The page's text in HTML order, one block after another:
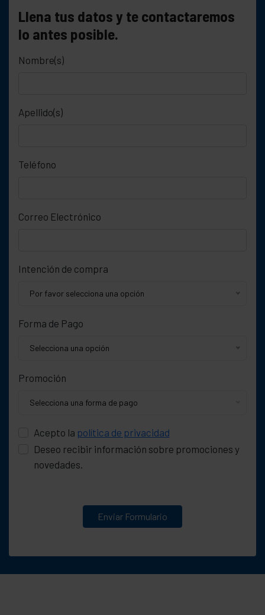
Llena tus datos y te contactaremos
lo antes posible.
Nombre(s)
Apellido(s)
Teléfono
Correo Electrónico
Intención de compra
Por favor selecciona una opción
Forma de Pago
Selecciona una opción
Promoción
Selecciona una forma de pago
Acepto la política de privacidad
Deseo recibir información sobre promociones y
novedades.
Enviar Formulario